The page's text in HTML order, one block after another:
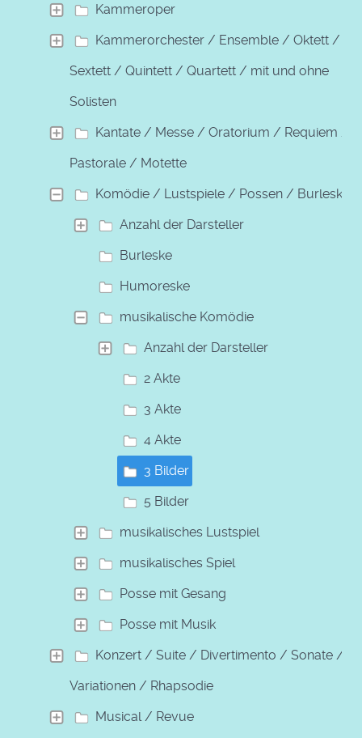
Kammeroper
Kammerorchester / Ensemble / Oktett /
Sextett / Quintett / Quartett / mit und ohne
Solisten
Kantate / Messe / Oratorium / Requiem /
Pastorale / Motette
Komödie / Lustspiele / Possen / Burleske
Anzahl der Darsteller
Burleske
Humoreske
musikalische Komödie
Anzahl der Darsteller
2 Akte
3 Akte
4 Akte
3 Bilder
5 Bilder
musikalisches Lustspiel
musikalisches Spiel
Posse mit Gesang
Posse mit Musik
Konzert / Suite / Divertimento / Sonate /
Variationen / Rhapsodie
Musical / Revue